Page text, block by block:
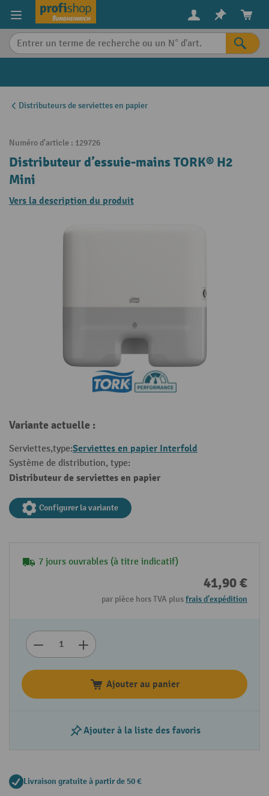
content
Distributeurs de serviettes en papier
Numéro d'article : 129726
Distributeur d’essuie-mains TORK® H2
Mini
Vers la description du produit
Variante actuelle :
Serviettes,type:Serviettes en papier Interfold
Système de distribution, type:
Distributeur de serviettes en papier
Configurer la variante
7 jours ouvrables (à titre indicatif)
41,90 €
par pièce hors TVA plusfrais d'expédition
Ajouter au panier
Ajouter à la liste des favoris
Livraison gratuite à partir de 50 €